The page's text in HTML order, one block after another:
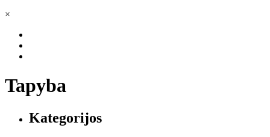
×
Tapyba
Kategorijos